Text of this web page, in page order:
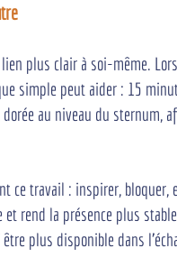
plus clair à soi-même.
simple peut aider : 15
au niveau du sternum,
ce travail : inspirer, bloquer,
rend la présence plus
plus disponible dans